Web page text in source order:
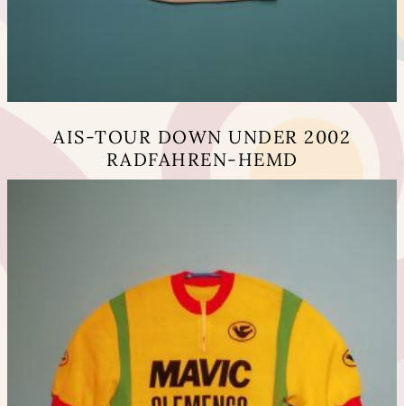
AIS-TOUR DOWN UNDER 2002
RADFAHREN-HEMD
auf.
Die
Optionen
können
auf
der
Produktseite
gewählt
werden